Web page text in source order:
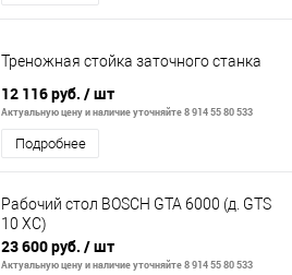
Треножная стойка заточного станка
12 116 руб. / шт
Актуальную цену и наличие уточняйте 8 914 55 80 533
Подробнее
Рабочий стол BOSCH GTA 6000 (д. GTS
10 XC)
23 600 руб. / шт
Актуальную цену и наличие уточняйте 8 914 55 80 533